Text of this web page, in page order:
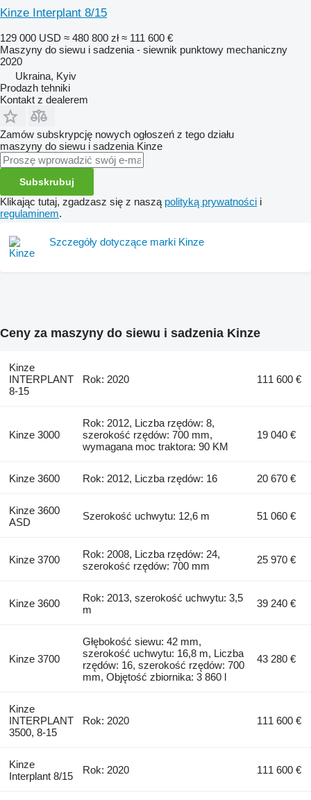
Kinze Interplant 8/15
129 000 USD ≈ 480 800 zł ≈ 111 600 €
Maszyny do siewu i sadzenia - siewnik punktowy mechaniczny
2020
Ukraina, Kyiv
Prodazh tehniki
Kontakt z dealerem
Zamów subskrypcję nowych ogłoszeń z tego działu
maszyny do siewu i sadzenia Kinze
Subskrubuj
Klikając tutaj, zgadzasz się z naszą polityką prywatności i
regulaminem.
Szczegóły dotyczące marki Kinze
Ceny za maszyny do siewu i sadzenia Kinze
Kinze
INTERPLANT
8-15
Rok: 2020 111 600 €
Kinze 3000
Rok: 2012, Liczba rzędów: 8,
szerokość rzędów: 700 mm,
wymagana moc traktora: 90 KM
19 040 €
Kinze 3600 Rok: 2012, Liczba rzędów: 16 20 670 €
Kinze 3600
ASD
Szerokość uchwytu: 12,6 m 51 060 €
Kinze 3700
Rok: 2008, Liczba rzędów: 24,
szerokość rzędów: 700 mm
25 970 €
Kinze 3600
Rok: 2013, szerokość uchwytu: 3,5
m
39 240 €
Kinze 3700
Głębokość siewu: 42 mm,
szerokość uchwytu: 16,8 m, Liczba
rzędów: 16, szerokość rzędów: 700
mm, Objętość zbiornika: 3 860 l
43 280 €
Kinze
INTERPLANT
3500, 8-15
Rok: 2020 111 600 €
Kinze
Interplant 8/15
Rok: 2020 111 600 €